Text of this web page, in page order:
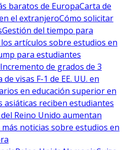
baratos de EuropaCarta de
el extranjeroCómo solicitar
Gestión del tiempo para
artículos sobre estudios en
para estudiantes
Incremento de grados de 3
visas F-1 de EE. UU. en
en educación superior en
asiáticas reciben estudiantes
Reino Unido aumentan
noticias sobre estudios en